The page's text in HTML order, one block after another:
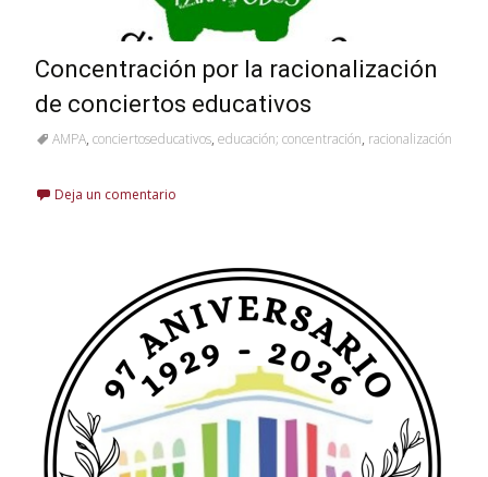
Concentración por la racionalización
de conciertos educativos
AMPA, conciertoseducativos, educación; concentración, racionalización
Deja un comentario